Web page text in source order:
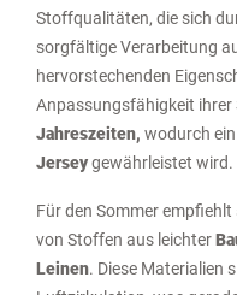
Stoffqualitäten, die sich
sorgfältige Verarbeitung
hervorstechenden
Anpassungsfähigkeit ihrer
Jahreszeiten, wodurch ein
Jerseygewährleistet wird.
Für den Sommer
von Stoffen aus leichter
Leinen. Diese Materialien